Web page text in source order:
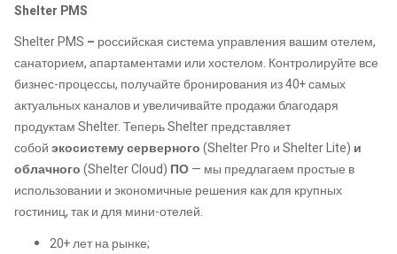
Shelter PMS
Shelter PMS – российская система управления вашим отелем,
санаторием, апартаментами или хостелом. Контролируйте все
бизнес-процессы, получайте бронирования из 40+ самых
актуальных каналов и увеличивайте продажи благодаря
продуктам Shelter. Теперь Shelter представляет
собойэкосистему серверного(Shelter Pro и Shelter Lite) и
облачного(Shelter Cloud) ПО— мы предлагаем простые в
использовании и экономичные решения как для крупных
гостиниц, так и для мини-отелей.
20+ лет на рынке;